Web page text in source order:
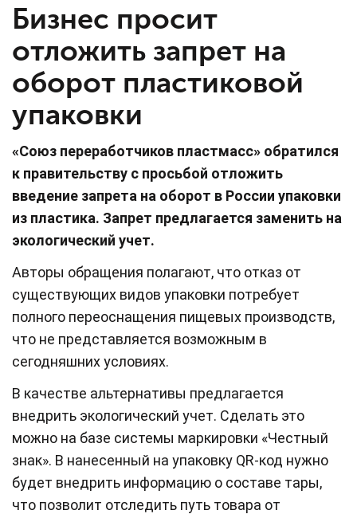
Бизнес просит
отложить запрет на
оборот пластиковой
упаковки
«Союз переработчиков пластмасс» обратился
к правительству с просьбой отложить
введение запрета на оборот в России упаковки
из пластика. Запрет предлагается заменить на
экологический учет.
Авторы обращения полагают, что отказ от
существующих видов упаковки потребует
полного переоснащения пищевых производств,
что не представляется возможным в
сегодняшних условиях.
В качестве альтернативы предлагается
внедрить экологический учет. Сделать это
можно на базе системы маркировки «Честный
знак». В нанесенный на упаковку QR-код нужно
будет внедрить информацию о составе тары,
что позволит отследить путь товара от